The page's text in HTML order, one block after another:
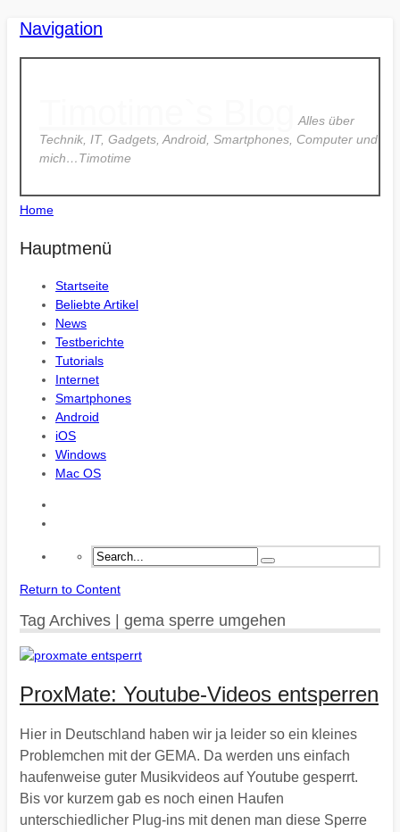
Navigation
Alles über
Technik, IT, Gadgets, Android, Smartphones, Computer und
mich…Timotime
Home
Hauptmenü
Startseite
Beliebte Artikel
News
Testberichte
Tutorials
Internet
Smartphones
Android
iOS
Windows
Mac OS
Return to Content
Tag Archives | gema sperre umgehen
ProxMate: Youtube-Videos entsperren
Hier in Deutschland haben wir ja leider so ein kleines
Problemchen mit der GEMA. Da werden uns einfach
haufenweise guter Musikvideos auf Youtube gesperrt.
Bis vor kurzem gab es noch einen Haufen
unterschiedlicher Plug-ins mit denen man diese Sperre